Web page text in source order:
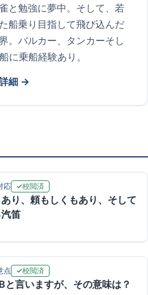
と勉強に夢中。そして、若
船乗り目指して飛び込んだ
。バルカー、タンカーそし
に乗船経験あり。
細 →
応 校閲済
り、頼もしくもあり、そして
笛
点 校閲済
と言いますが、その意味は？